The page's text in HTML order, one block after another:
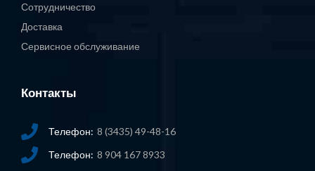
Контакты
Телефон: 8 (3435) 49-48-16
Телефон: 8 904 167 8933
Сотрудничество
Доставка
Сервисное обслуживание